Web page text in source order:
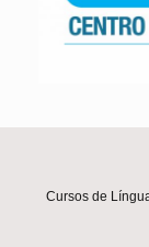
Cursos de